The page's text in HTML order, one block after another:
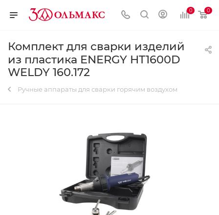
0 0
Комплект для сварки изделий
из пластика ENERGY HT1600D
WELDY 160.172
Ручные аппараты для сварки горячим воздухом